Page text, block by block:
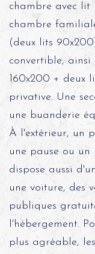
chambre avec lit
chambre
(deux lits
convertible,
160x200 + deux
privative. Une
une buanderie
À l'extérieur, un
une pause ou
dispose aussi
une voiture, des
publiques
l'hébergement.
plus agréable,